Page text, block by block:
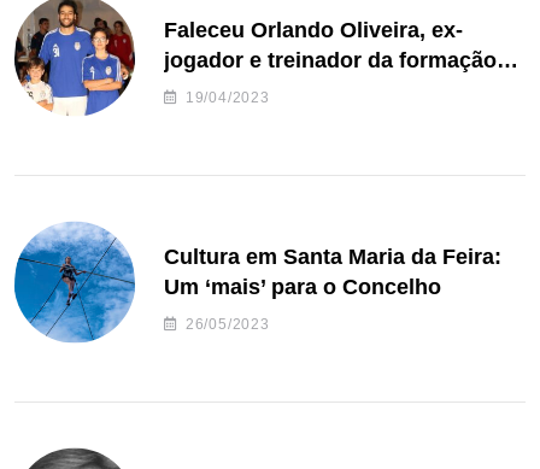
Faleceu Orlando Oliveira, ex-
jogador e treinador da formação
de andebol do Feirense
19/04/2023
Cultura em Santa Maria da Feira:
Um ‘mais’ para o Concelho
26/05/2023